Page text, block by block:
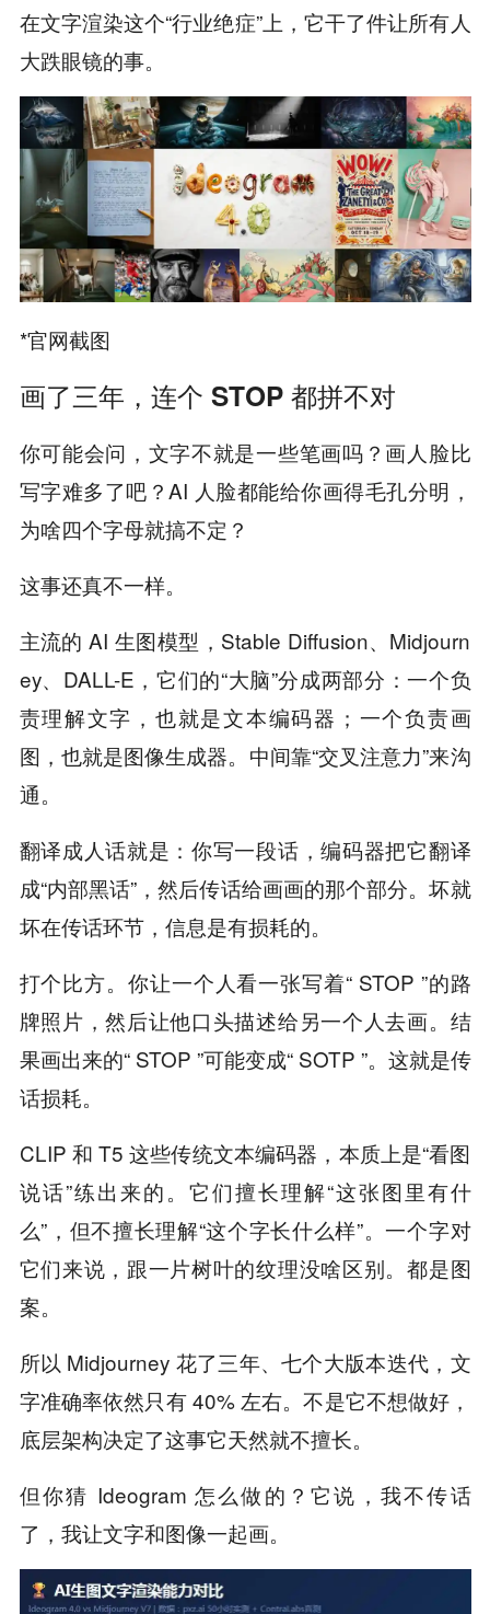
在文字渲染这个“行业绝症”上，它干了件让所有人
大跌眼镜的事。
*官网截图
画了三年，连个 STOP 都拼不对
你可能会问，文字不就是一些笔画吗？画人脸比
写字难多了吧？AI 人脸都能给你画得毛孔分明，
为啥四个字母就搞不定？
这事还真不一样。
主流的 AI 生图模型，Stable Diffusion、Midjourn
ey、DALL-E，它们的“大脑”分成两部分：一个负
责理解文字，也就是文本编码器；一个负责画
图，也就是图像生成器。中间靠“交叉注意力”来沟
通。
翻译成人话就是：你写一段话，编码器把它翻译
成“内部黑话”，然后传话给画画的那个部分。坏就
坏在传话环节，信息是有损耗的。
打个比方。你让一个人看一张写着“ STOP ”的路
牌照片，然后让他口头描述给另一个人去画。结
果画出来的“ STOP ”可能变成“ SOTP ”。这就是传
话损耗。
CLIP 和 T5 这些传统文本编码器，本质上是“看图
说话”练出来的。它们擅长理解“这张图里有什
么”，但不擅长理解“这个字长什么样”。一个字对
它们来说，跟一片树叶的纹理没啥区别。都是图
案。
所以 Midjourney 花了三年、七个大版本迭代，文
字准确率依然只有 40% 左右。不是它不想做好，
底层架构决定了这事它天然就不擅长。
但你猜 Ideogram 怎么做的？它说，我不传话
了，我让文字和图像一起画。